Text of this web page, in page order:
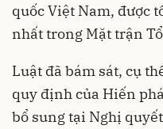
quốc Việt Nam, được
nhất trong Mặt trận
Luật đã bám sát, cụ
quy định của Hiến
bổ sung tại Nghị